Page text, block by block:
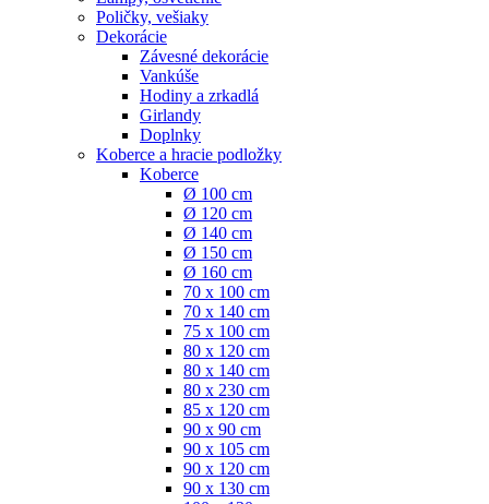
Poličky, vešiaky
Dekorácie
Závesné dekorácie
Vankúše
Hodiny a zrkadlá
Girlandy
Doplnky
Koberce a hracie podložky
Koberce
Ø 100 cm
Ø 120 cm
Ø 140 cm
Ø 150 cm
Ø 160 cm
70 x 100 cm
70 x 140 cm
75 x 100 cm
80 x 120 cm
80 x 140 cm
80 x 230 cm
85 x 120 cm
90 x 90 cm
90 x 105 cm
90 x 120 cm
90 x 130 cm